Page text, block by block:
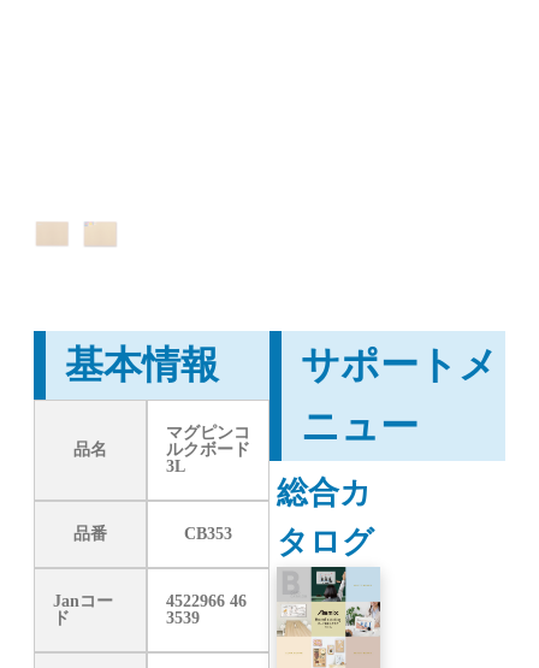
基本情報
品名
マグピンコ
ルクボード
3L
品番 CB353
Janコー
ド
4522966 46
3539
サポートメ
ニュー
総合カ
タログ